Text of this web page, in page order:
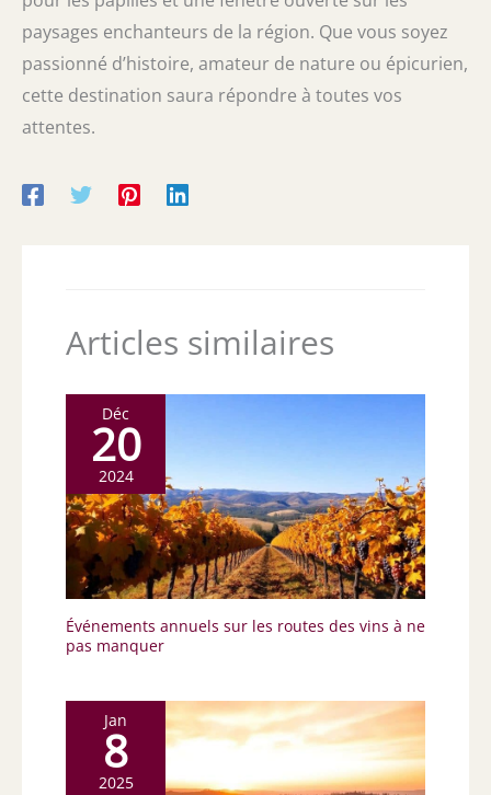
paysages enchanteurs de la région. Que vous soyez
passionné d’histoire, amateur de nature ou épicurien,
cette destination saura répondre à toutes vos
attentes.
Articles similaires
Déc
20
2024
Événements annuels sur les routes des vins à ne
pas manquer
Jan
8
2025